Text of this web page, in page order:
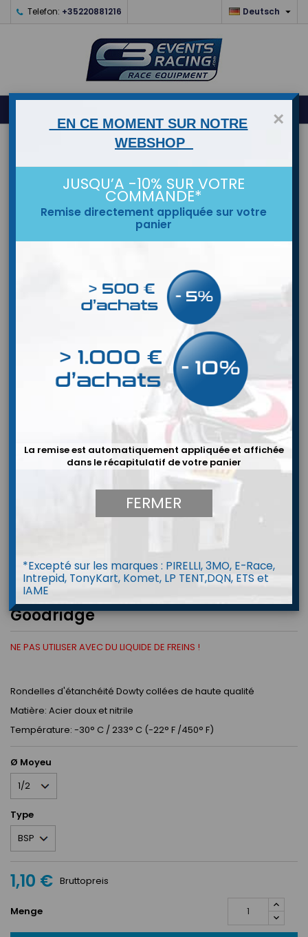
Telefon: +35220881216 Deutsch 
Joint Dowty hydraulique -
Goodridge
NE PAS UTILISER AVEC DU LIQUIDE DE FREINS !
Rondelles d'étanchéité Dowty collées de haute qualité
Matière: Acier doux et nitrile
Température: -30° C / 233° C (-22° F /450° F)
Ø Moyeu
Type
1,10 € Bruttopreis
Menge
×
EN CE MOMENT SUR NOTRE
WEBSHOP
JUSQU’A -10% SUR VOTRE
COMMANDE*
Remise directement appliquée sur votre
panier
La remise est automatiquement appliquée et affichée
dans le récapitulatif de votre panier
FERMER
*Excepté sur les marques : PIRELLI, 3MO, E-Race,
Intrepid, TonyKart, Komet, LP TENT,DQN, ETS et
IAME